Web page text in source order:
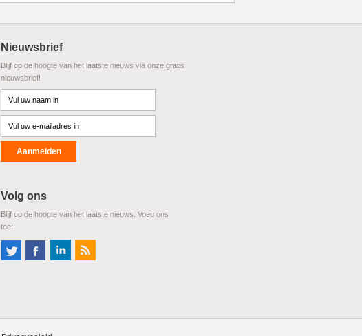
Nieuwsbrief
Blijf op de hoogte van het laatste nieuws via onze gratis
nieuwsbrief!
Volg ons
Blijf op de hoogte van het laatste nieuws. Voeg ons
toe: